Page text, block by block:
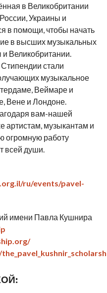
в Великобритании
Украины и
в помощи, чтобы начать
в высших музыкальных
Великобритании.
стали
музыкальное
Веймаре и
Вене и Лондоне.
вам-нашей
артистам, музыкантам и
огромную работу
всей души.
ru/events/pavel-
имени Павла Кушнира